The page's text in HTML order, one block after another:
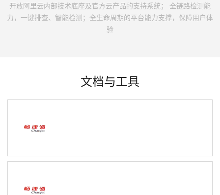
开放阿里云内部技术底座及官方云产品的支持系统； 全链路检测能
力，一键排查、智能检测；全生命周期的平台能力支撑，保障用户体
验
文档与工具